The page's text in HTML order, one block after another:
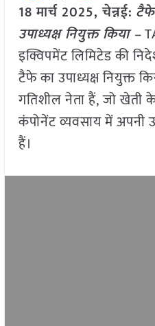
18 मार्च 2025, चेन्नई:
उपाध्यक्ष नियुक्त किया –
इक्विपमेंट लिमिटेड की
टैफे का उपाध्यक्ष नियुक्त
गतिशील नेता हैं, जो खेती
कंपोनेंट व्यवसाय में अपनी
हैं।